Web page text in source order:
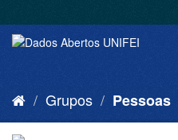
Grupos Pessoas